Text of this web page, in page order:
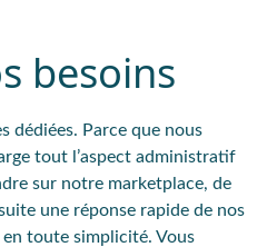
besoins
dédiées. Parce que nous
tout l’aspect administratif
sur notre marketplace, de
une réponse rapide de nos
toute simplicité. Vous